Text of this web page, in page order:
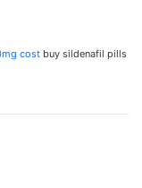
cost buy sildenafil pills